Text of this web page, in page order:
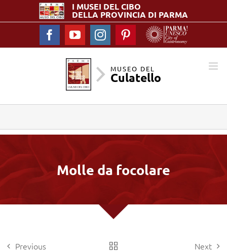
I MUSEI DELCIBO
DELLA PROVINCIA DI PARMA
FacebookYouTubeInstagramPinterest
MUSEO DEL
Culatello
Molle da focolare
Previous Next